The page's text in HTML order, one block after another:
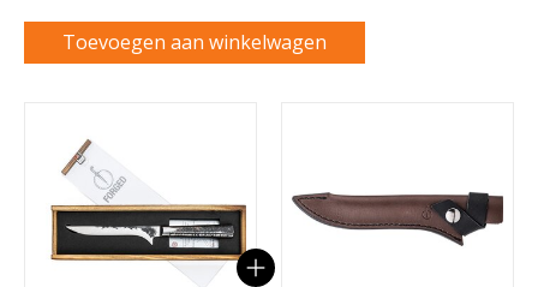
Toevoegen aan winkelwagen